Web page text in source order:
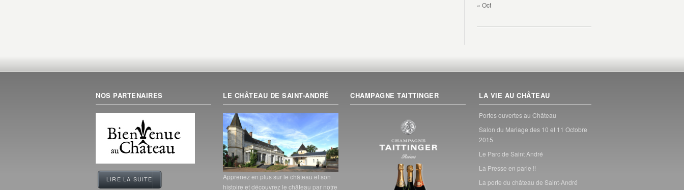
« Oct
NOS PARTENAIRES
LIRE LA SUITE
LE CHÂTEAU DE SAINT-ANDRÉ
Apprenez en plus sur le château et son
histoire et découvrez le château par notre
CHAMPAGNE TAITTINGER LA VIE AU CHÂTEAU
Portes ouvertes au Château
Salon du Mariage des 10 et 11 Octobre
2015
Le Parc de Saint André
La Presse en parle !!
La porte du château de Saint-André